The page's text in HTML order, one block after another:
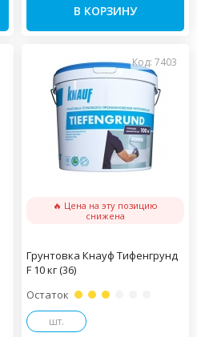
В КОРЗИНУ
Код: 7403
🔥 Цена на эту позицию
снижена
Грунтовка Кнауф Тифенгрунд
F 10 кг (36)
Остаток
шт.